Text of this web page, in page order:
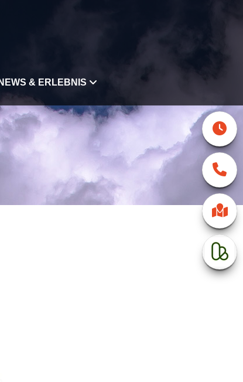
NEWS & ERLEBNIS